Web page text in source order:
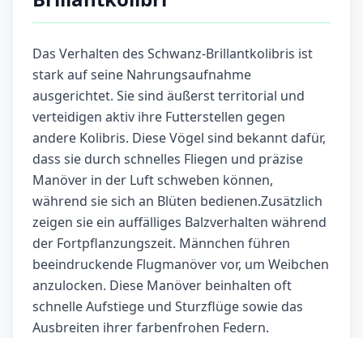
Das Verhalten des Schwanz-Brillantkolibris ist
stark auf seine Nahrungsaufnahme
ausgerichtet. Sie sind äußerst territorial und
verteidigen aktiv ihre Futterstellen gegen
andere Kolibris. Diese Vögel sind bekannt dafür,
dass sie durch schnelles Fliegen und präzise
Manöver in der Luft schweben können,
während sie sich an Blüten bedienen.Zusätzlich
zeigen sie ein auffälliges Balzverhalten während
der Fortpflanzungszeit. Männchen führen
beeindruckende Flugmanöver vor, um Weibchen
anzulocken. Diese Manöver beinhalten oft
schnelle Aufstiege und Sturzflüge sowie das
Ausbreiten ihrer farbenfrohen Federn.